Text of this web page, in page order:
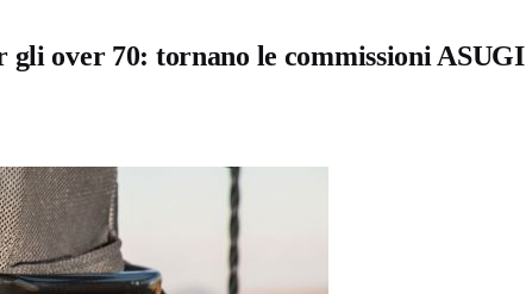
over 70: tornano le commissioni ASUGI